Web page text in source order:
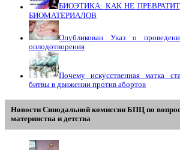
БИОЭТИКА: КАК НЕ
БИОМАТЕРИАЛОВ
Опубликован Указ о
оплодотворения
Почему искусственная матка
битвы в движении против абортов
Новости Синодальной комиссии БПЦ по
материнства и детства